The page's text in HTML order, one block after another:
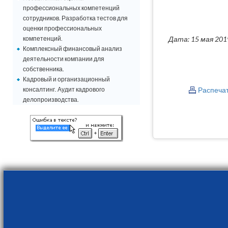
профессиональных компетенций
сотрудников. Разработка тестов для
оценки профессиональных
компетенций.
Комплексный финансовый анализ
деятельности компании для
собственника.
Кадровый и организационный
консалтинг. Аудит кадрового
делопроизводства.
Дата: 15 мая